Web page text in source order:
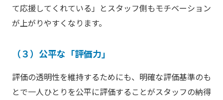
て応援してくれている」とスタッフ側もモチベーション
が上がりやすくなります。
（３）公平な「評価力」
評価の透明性を維持するためにも、明確な評価基準のも
とで一人ひとりを公平に評価することがスタッフの納得